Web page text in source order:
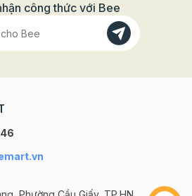
công thức với Bee